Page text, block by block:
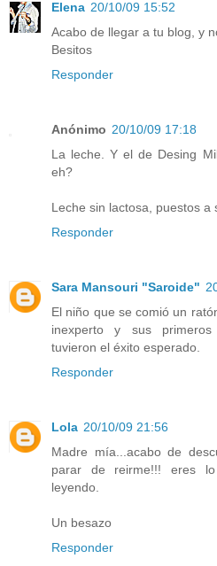
Elena 20/10/09 15:52
Acabo de llegar a tu blog, y
Besitos
Responder
Anónimo 20/10/09 17:18
La leche. Y el de Desing
eh?
Leche sin lactosa, puestos a
Responder
Sara Mansouri "Saroide"
El niño que se comió un
inexperto y sus primeros
tuvieron el éxito esperado.
Responder
Lola 20/10/09 21:56
Madre mía...acabo de
parar de reirme!!! eres
leyendo.
Un besazo
Responder